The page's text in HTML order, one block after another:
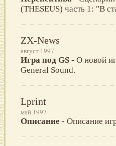
(THESEUS) часть 1: "В
ZX-News
август 1997
Игра под GS - О новой
General Sound.
Lprint
май 1997
Описание - Описание